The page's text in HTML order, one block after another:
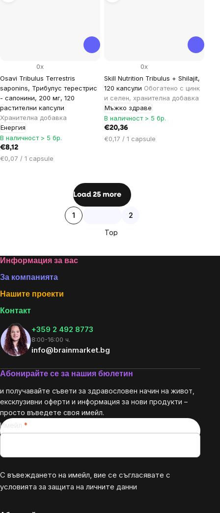
Osavi Tribulus Terrestris
saponins, Трибулус терестрис
- сапонини, 200 мг, 120
растителни капсули
Хранителна добавка
Енергия
0x
В наличност > 5 бр.
€8,12
Цена
€0,07 / 1 capsule
Skill Nutrition Tribulus + Shilajit,
120 капсули Обогатено с цинк
и селен, хранителна добавка
Мъжко здраве
0x
В наличност > 5 бр.
€20,36
Цена
€0,17 / 1 capsule
Listing
controls
Load 25 more
Pagination
1 2
Top
Footer
Информация за вас
За компанията
Нашите проекти
Контакт
+359 2 492 8773
8:00-16:00 ч.
info@brainmarket.bg
Абонирайте се за нашия бюлетин
и получавайте съвети за здравословен начин на живот,
ексклузивни оферти и информация за нови продукти –
просто въведете своя имейл.
Имейл
С въвеждането на имейл, вие се съгласявате с
условията за защита на личните данни